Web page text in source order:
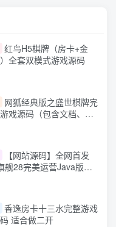
红鸟H5棋牌（房卡+金
全套双模式游戏源码
网狐经典版之盛世棋牌完
戏源码（包含文档、架
【网站源码】全网首发
舰28完美运营Java版高
香逸房卡十三水完整游戏
适合做二开